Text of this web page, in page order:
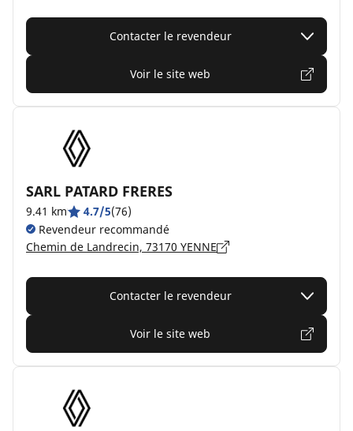
Contacter le revendeur
Voir le site web
SARL PATARD FRERES
9.41 km 4.7/5(76)
Revendeur recommandé
Chemin de Landrecin, 73170 YENNE
Contacter le revendeur
Voir le site web